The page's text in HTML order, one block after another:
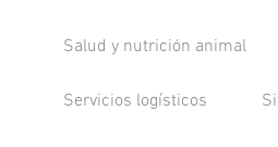
Salud y nutrición animal
Servicios logísticos